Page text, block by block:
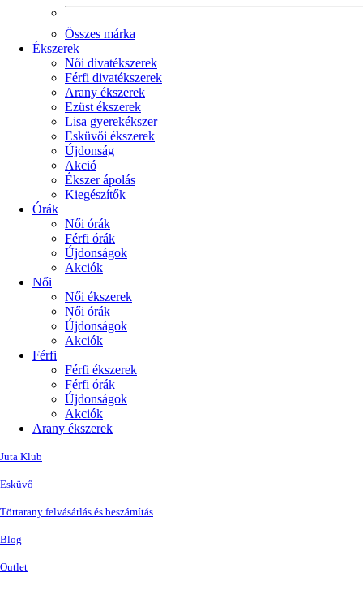
Összes márka
Ékszerek
Női divatékszerek
Férfi divatékszerek
Arany ékszerek
Ezüst ékszerek
Lisa gyerekékszer
Esküvői ékszerek
Újdonság
Akció
Ékszer ápolás
Kiegészítők
Órák
Női órák
Férfi órák
Újdonságok
Akciók
Női
Női ékszerek
Női órák
Újdonságok
Akciók
Férfi
Férfi ékszerek
Férfi órák
Újdonságok
Akciók
Arany ékszerek
Juta Klub
Esküvő
Törtarany felvásárlás és beszámítás
Blog
Outlet